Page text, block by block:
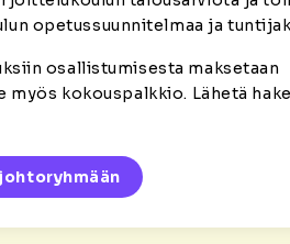
opetussuunnitelmaa ja
osallistumisesta maksetaan
kokouspalkkio. Lähetä